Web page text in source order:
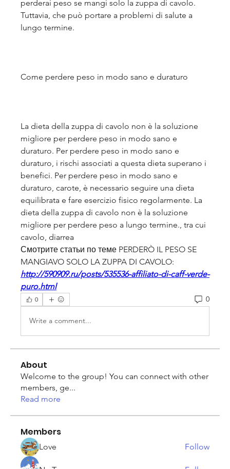
perderai peso se mangi solo la zuppa di cavolo.
Tuttavia, che può portare a problemi di salute a
lungo termine.
Come perdere peso in modo sano e duraturo
La dieta della zuppa di cavolo non è la soluzione
migliore per perdere peso in modo sano e
duraturo. Per perdere peso in modo sano e
duraturo, i rischi associati a questa dieta superano i
benefici. Per perdere peso in modo sano e
duraturo, carote, è necessario seguire una dieta
equilibrata e fare esercizio fisico regolarmente. La
dieta della zuppa di cavolo non è la soluzione
migliore per perdere peso a lungo termine., tra cui
cavolo, diarrea
Смотрите статьи по теме PERDERÒ IL PESO SE
MANGIAVO SOLO LA ZUPPA DI CAVOLO:
http://590909.ru/posts/535536-affiliato-di-caff-verde-
puro.html
0 0
Write a comment...
About
Welcome to the group! You can connect with other
members, ge...
Read more
Members
Love Follow